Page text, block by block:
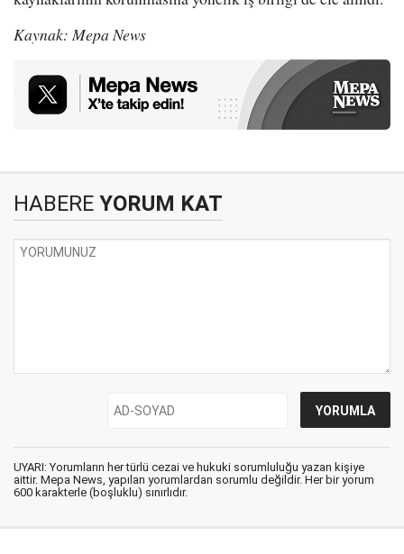
Kaynak: Mepa News
HABERE YORUM KAT
UYARI: Yorumların her türlü cezai ve hukuki sorumluluğu yazan kişiye
aittir. Mepa News, yapılan yorumlardan sorumlu değildir. Her bir yorum
600 karakterle (boşluklu) sınırlıdır.